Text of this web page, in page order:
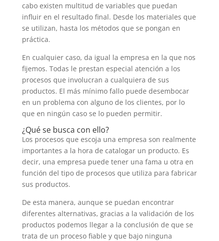
cabo existen multitud de variables que puedan
influir en el resultado final. Desde los materiales que
se utilizan, hasta los métodos que se pongan en
práctica.
En cualquier caso, da igual la empresa en la que nos
fijemos. Todas le prestan especial atención a los
procesos que involucran a cualquiera de sus
productos. El más mínimo fallo puede desembocar
en un problema con alguno de los clientes, por lo
que en ningún caso se lo pueden permitir.
¿Qué se busca con ello?
Los procesos que escoja una empresa son realmente
importantes a la hora de catalogar un producto. Es
decir, una empresa puede tener una fama u otra en
función del tipo de procesos que utiliza para fabricar
sus productos.
De esta manera, aunque se puedan encontrar
diferentes alternativas, gracias a la validación de los
productos podemos llegar a la conclusión de que se
trata de un proceso fiable y que bajo ninguna